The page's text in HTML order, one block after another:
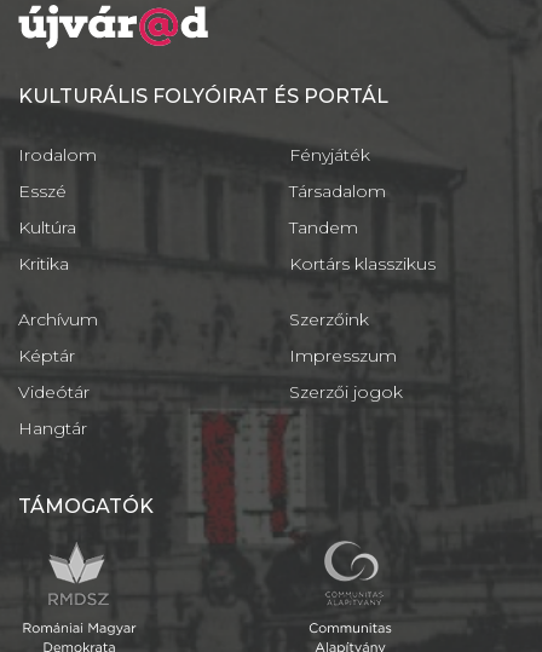
KULTURÁLIS FOLYÓIRAT ÉS PORTÁL
Irodalom
Esszé
Kultúra
Kritika
Fényjáték
Társadalom
Tandem
Kortárs klasszikus
Archívum
Képtár
Videótár
Hangtár
Szerzőink
Impresszum
Szerzői jogok
TÁMOGATÓK